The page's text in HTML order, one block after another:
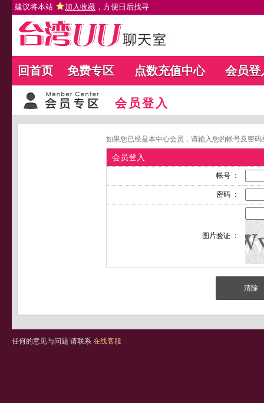
建议将本站 加入收藏 ，方便日后找寻
回首页 免费专区 点数充值中心 会员登
会员登入
如果您已经是本中心会员，请输入您的帐号及密
会员登入
帐号 ：
密码 ：
图片验证 ：
任何的意见与问题 请联系 在线客服